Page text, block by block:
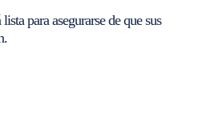
para asegurarse de que sus